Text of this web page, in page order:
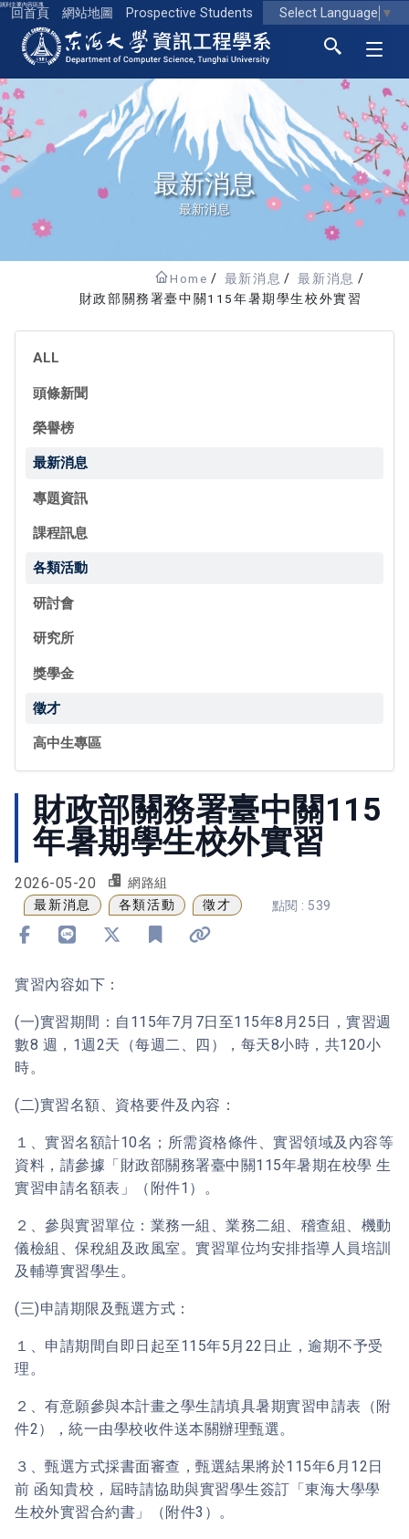
跳到主要內容區塊
回首頁 網站地圖 Prospective Students Select Language ▼
東海大學logo
最新消息
最新消息
Home 最新消息
最新消息
財政部關務署臺中關115年暑期學生校外實習
ALL
頭條新聞
榮譽榜
最新消息
專題資訊
課程訊息
各類活動
研討會
研究所
獎學金
徵才
高中生專區
財政部關務署臺中關115
年暑期學生校外實習
2026-05-20 網路組
最新消息 各類活動 徵才 點閱 : 539
實習內容如下：
(一)實習期間：自115年7月7日至115年8月25日，實習週
數8 週，1週2天（每週二、四），每天8小時，共120小
時。
(二)實習名額、資格要件及內容：
１、實習名額計10名；所需資格條件、實習領域及內容等
資料，請參據「財政部關務署臺中關115年暑期在校學 生
實習申請名額表」（附件1）。
２、參與實習單位：業務一組、業務二組、稽查組、機動
儀檢組、保稅組及政風室。實習單位均安排指導人員培訓
及輔導實習學生。
(三)申請期限及甄選方式：
１、申請期間自即日起至115年5月22日止，逾期不予受
理。
２、有意願參與本計畫之學生請填具暑期實習申請表（附
件2），統一由學校收件送本關辦理甄選。
３、甄選方式採書面審查，甄選結果將於115年6月12日
前 函知貴校，屆時請協助與實習學生簽訂「東海大學學
生校外實習合約書」（附件3）。